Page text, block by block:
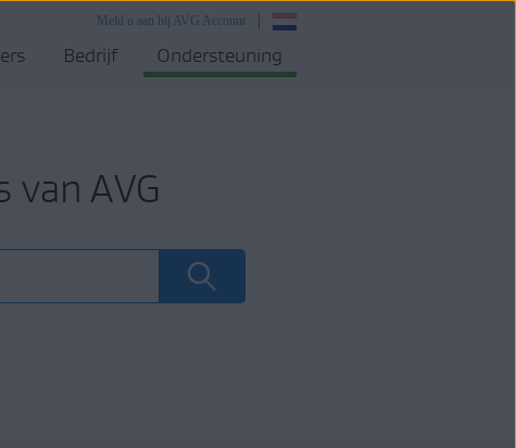
Meld u aan bij AVG Account
Bedrijf Ondersteuning
AVG